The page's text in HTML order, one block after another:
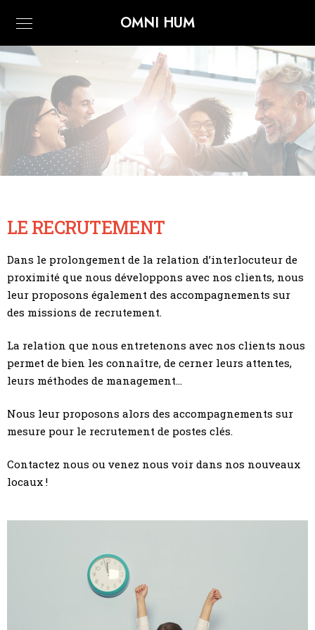
OMNI HUM
LE RECRUTEMENT
Dans le prolongement de la relation d’interlocuteur de
proximité que nous développons avec nos clients, nous
leur proposons également des accompagnements sur
des missions de recrutement.
La relation que nous entretenons avec nos clients nous
permet de bien les connaître, de cerner leurs attentes,
leurs méthodes de management…
Nous leur proposons alors des accompagnements sur
mesure pour le recrutement de postes clés.
Contactez nous ou venez nous voir dans nos nouveaux
locaux !